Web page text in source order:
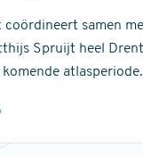
samen
Spruijt heel
atlasperiode.